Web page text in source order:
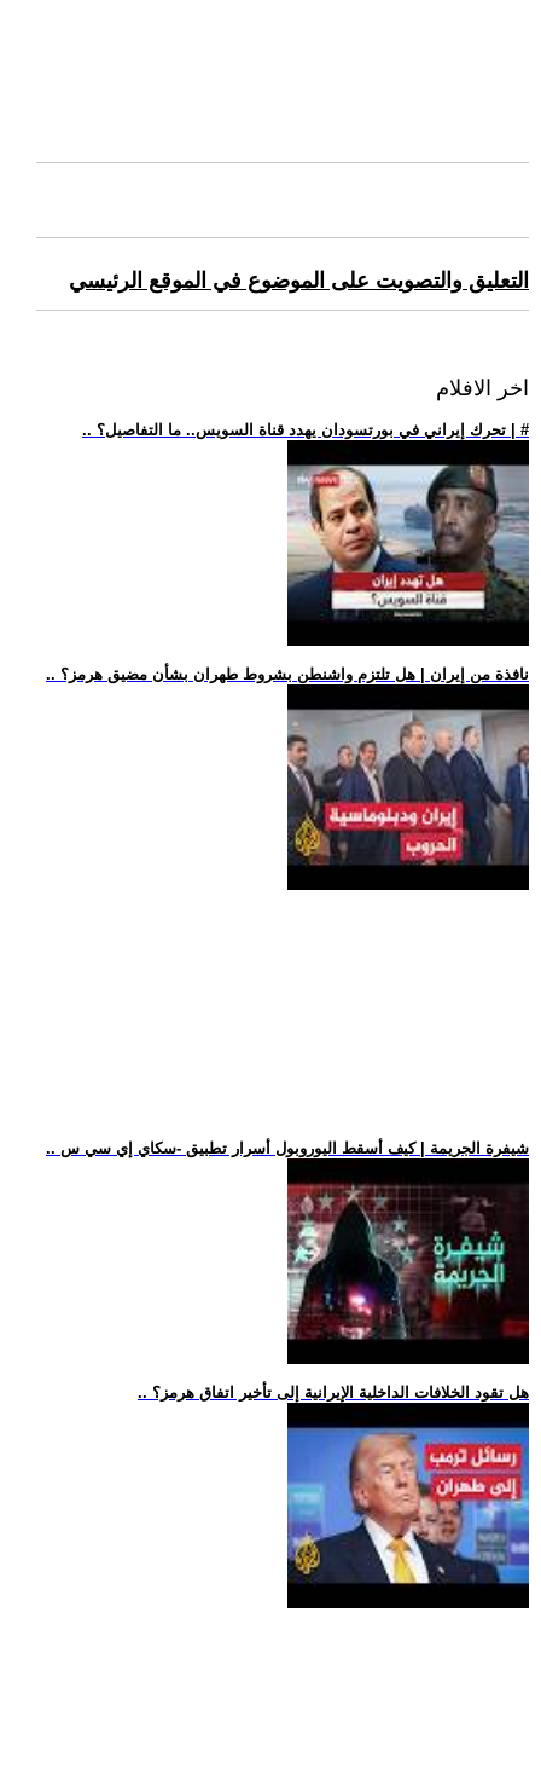
التعليق والتصويت على الموضوع في الموقع الرئيسي
اخر الافلام
.. تحرك إيراني في بورتسودان يهدد قناة السويس.. ما التفاصيل؟ | #
.. نافذة من إيران | هل تلتزم واشنطن بشروط طهران بشأن مضيق هرمز؟
.. شيفرة الجريمة | كيف أسقط اليوروبول أسرار تطبيق -سكاي إي سي س
.. هل تقود الخلافات الداخلية الإيرانية إلى تأخير اتفاق هرمز؟